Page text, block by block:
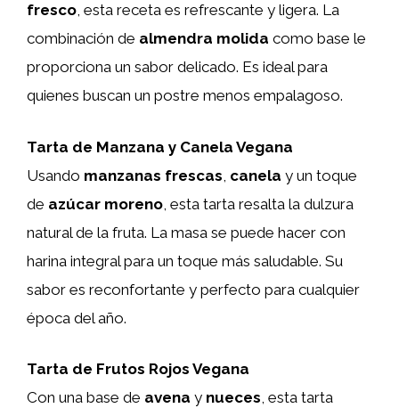
fresco, esta receta es refrescante y ligera. La
combinación de almendra molida como base le
proporciona un sabor delicado. Es ideal para
quienes buscan un postre menos empalagoso.
Tarta de Manzana y Canela Vegana
Usando manzanas frescas canela y un toque
de azúcar moreno , esta tarta resalta la dulzura
natural de la fruta. La masa se puede hacer con
harina integral para un toque más saludable. Su
sabor es reconfortante y perfecto para cualquier
época del año.
Tarta de Frutos Rojos Vegana
Con una base de avena y nueces, esta tarta